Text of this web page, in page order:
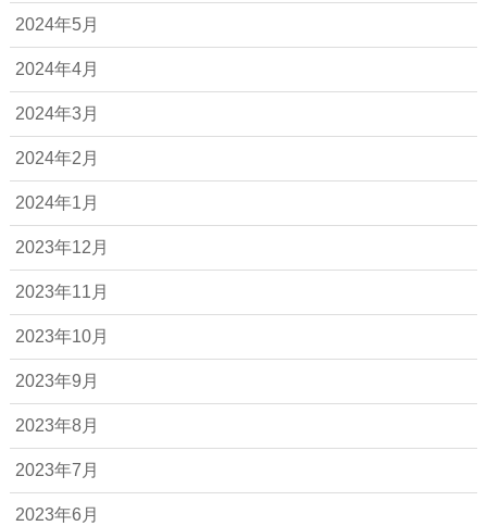
2024年5月
2024年4月
2024年3月
2024年2月
2024年1月
2023年12月
2023年11月
2023年10月
2023年9月
2023年8月
2023年7月
2023年6月